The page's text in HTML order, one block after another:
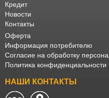
Кредит
Новости
Контакты
Оферта
Информация потребителю
Согласие на обработку
Политика конфиденциальности
НАШИ КОНТАКТЫ